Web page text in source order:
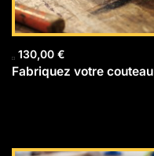
130,00 €
Fabriquez votre couteau